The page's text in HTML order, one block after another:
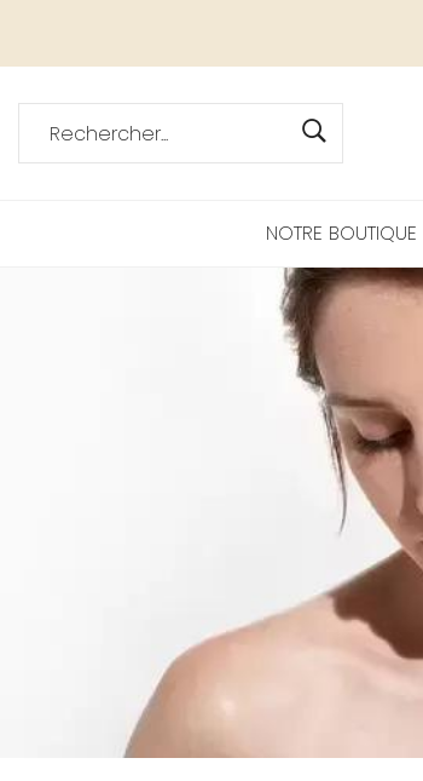
NOTRE BOUTIQUE